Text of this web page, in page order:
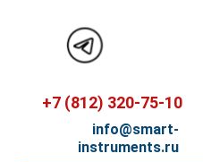
+7 (812) 320-75-10
info@smart-
instruments.ru